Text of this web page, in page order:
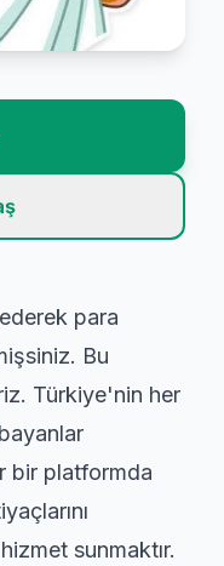
para
Bu
Türkiye'nin her
bir platformda
sunmaktır.